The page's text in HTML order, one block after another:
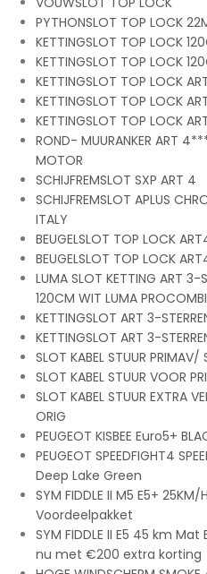
PYTHONSLOT TOP LOCK
KETTINGSLOT TOP LOCK
KETTINGSLOT TOP LOCK
KETTINGSLOT TOP LOCK
KETTINGSLOT TOP LOCK
KETTINGSLOT TOP LOCK
ROND- MUURANKER ART
MOTOR
SCHIJFREMSLOT SXP ART 4
SCHIJFREMSLOT APLUS
ITALY
BEUGELSLOT TOP LOCK
BEUGELSLOT TOP LOCK
LUMA SLOT KETTING ART 3-
120CM WIT LUMA
KETTINGSLOT ART 3-
KETTINGSLOT ART 3-
SLOT KABEL STUUR PRIMAV/
SLOT KABEL STUUR VOOR
SLOT KABEL STUUR EXTRA
ORIG
PEUGEOT KISBEE Euro5+
PEUGEOT SPEEDFIGHT4
Deep Lake Green
SYM FIDDLE II M5 E5+ 25KM/
Voordeelpakket
SYM FIDDLE II E5 45 km
nu met €200 extra korting